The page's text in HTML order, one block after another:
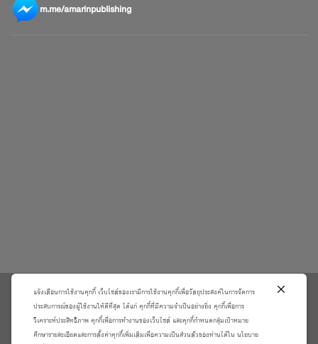
m.me/amarinpublishing
\
เกี่ยวกับเรา
วิธีการสั่งซื้อสินค้าและการรับประกันสินค้า
แจ้งเตือนการใช้งานคุกกี้ เว็บไซต์ของเรามีการใช้งานคุกกี้เพื่อวัตถุประสงค์ในการจัดการ
ประสบการณ์ของผู้ใช้งานให้ดีที่สุด ได้แก่ คุกกี้ที่มีความจำเป็นอย่างยิ่ง คุกกี้เพื่อการ
วิเคราะห์ประสิทธิภาพ คุกกี้เพื่อการทำงานของเว็บไซต์ และคุกกี้กำหนดกลุ่มเป้าหมาย
ศึกษารายละเอียดและการตั้งค่าคุกกี้เพิ่มเติมเพื่อความเป็นส่วนตัวของท่านได้ใน นโยบาย